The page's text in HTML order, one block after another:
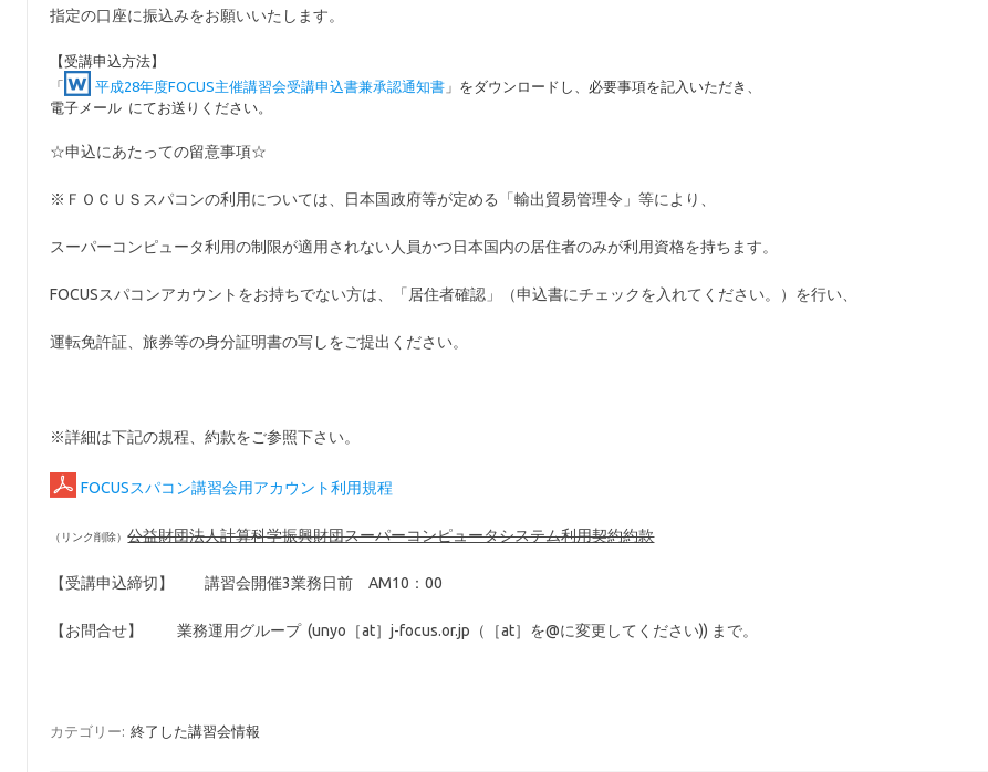
指定の口座に振込みをお願いいたします。
【受講申込方法】
「
平成28年度FOCUS主催講習会受講申込書兼承認通知書 」をダウンロードし、必要事項を記入いただき、
電子メール にてお送りください。
☆申込にあたっての留意事項☆
※ＦＯＣＵＳスパコンの利用については、日本国政府等が定める「輸出貿易管理令」等により、
スーパーコンピュータ利用の制限が適用されない人員かつ日本国内の居住者のみが利用資格を持ちます。
FOCUSスパコンアカウントをお持ちでない方は、「居住者確認」（申込書にチェックを入れてください。）を行い、
運転免許証、旅券等の身分証明書の写しをご提出ください。
※詳細は下記の規程、約款をご参照下さい。
FOCUSスパコン講習会用アカウント利用規程
公益財団法人計算科学振興財団スーパーコンピュータシステム利用契約約款
【受講申込締切】 講習会開催3業務日前 AM10：00
【お問合せ】 業務運用グループ (unyo［at］j-focus.or.jp（［at］を@に変更してください)) まで。
カテゴリー: 終了した講習会情報